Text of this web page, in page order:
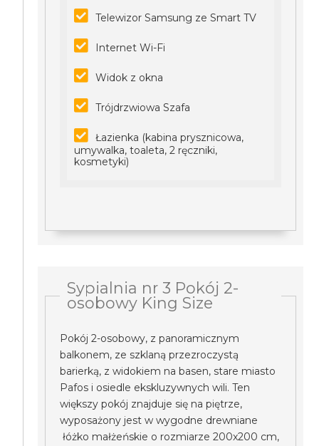
Telewizor Samsung ze Smart TV
Internet Wi-Fi
Widok z okna
Trójdrzwiowa Szafa
Łazienka (kabina prysznicowa,
umywalka, toaleta, 2 ręczniki,
kosmetyki)
Sypialnia nr 3 Pokój 2-
osobowy King Size
Pokój 2-osobowy, z panoramicznym
balkonem, ze szklaną przezroczystą
barierką, z widokiem na basen, stare miasto
Pafos i osiedle ekskluzywnych wili. Ten
większy pokój znajduje się na piętrze,
wyposażony jest w wygodne drewniane
łóżko małżeńskie o rozmiarze 200x200 cm,